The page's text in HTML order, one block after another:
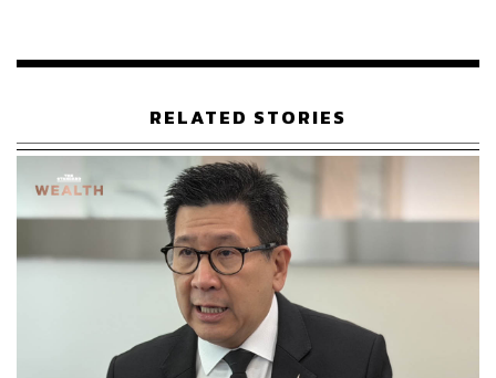
RELATED STORIES